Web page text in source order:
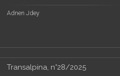
Adnen Jdey
Transalpina, n°28/2025